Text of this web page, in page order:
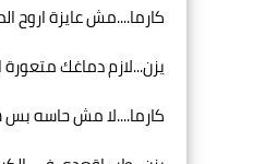
كارما....مش عايزة
يزن...لازم دماغك
كارما....لا مش حاسه